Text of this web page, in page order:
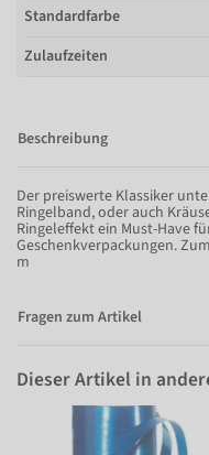
Standardfarbe
Zulaufzeiten
Beschreibung
Der preiswerte Klassiker
Ringelband, oder auch
Ringeleffekt ein Must-Have
Geschenkverpackungen.
m
Fragen zum Artikel
Dieser Artikel in